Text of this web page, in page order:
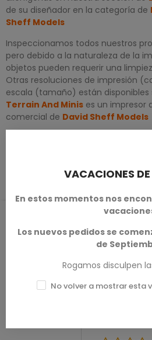
de su diseñador en la categoría de
Sheff Models
Inspeccionamos todos nuestros
pero debido a la naturaleza de la
objetos pueden requerir una
Otras resoluciones de impresión
escala (tamaño) están disponibles
Terrain And Minis es un impresor
comercial de David Sheff Models
VACACIONES
En estos momentos nos
Los nuevos pedidos se
de
Rogamos disculpen
No volver a mostrar esta